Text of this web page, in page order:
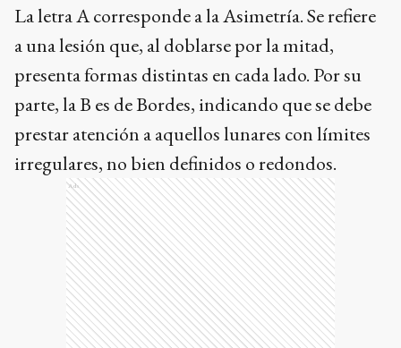
La letra A corresponde a la Asimetría. Se refiere
a una lesión que, al doblarse por la mitad,
presenta formas distintas en cada lado. Por su
parte, la B es de Bordes, indicando que se debe
prestar atención a aquellos lunares con límites
irregulares, no bien definidos o redondos.
Ads